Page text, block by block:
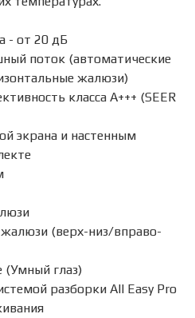
- от 20 дБ
поток (автоматические
жалюзи)
класса А+++ (SEER
экрана и настенным
(верх-низ/вправо-
(Умный глаз)
разборки All Easy Pro